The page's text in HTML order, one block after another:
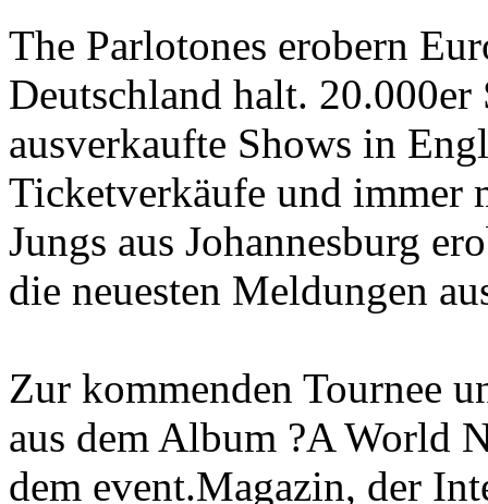
The Parlotones erobern
Deutschland halt.
ausverkaufte Shows in
Ticketverkäufe und immer
Jungs aus Johannesburg
die neuesten Meldungen
Zur kommenden Tournee
aus dem Album ?A World
dem event.Magazin, der